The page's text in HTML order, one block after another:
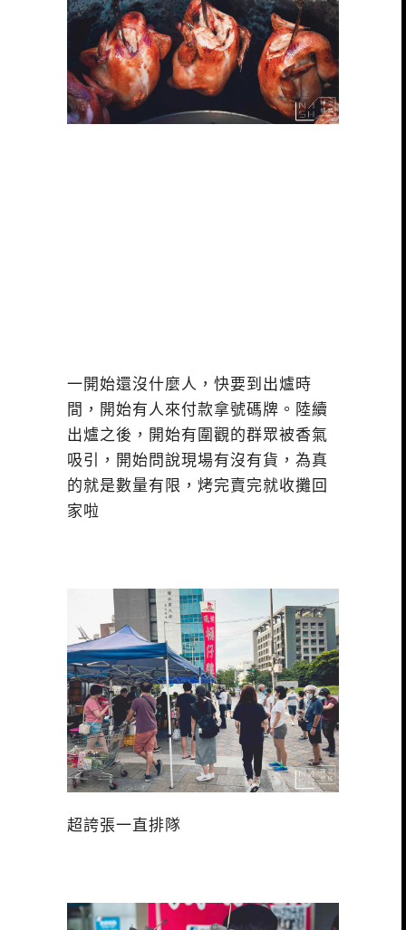
一開始還沒什麼人，快要到出爐時
間，開始有人來付款拿號碼牌。陸續
出爐之後，開始有圍觀的群眾被香氣
吸引，開始問說現場有沒有貨，為真
的就是數量有限，烤完賣完就收攤回
家啦
超誇張一直排隊